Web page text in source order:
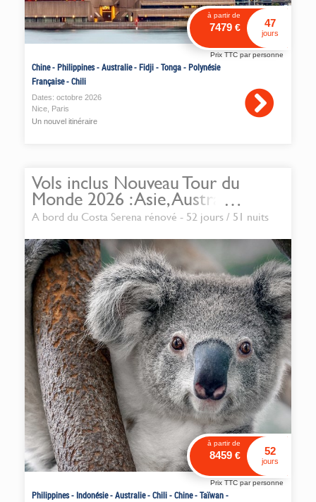
à partir de
7479€ 47
jours
Prix TTC par personne
Chine-Philippines-Australie-Fidji-Tonga-Polynésie
Française-Chili
Dates: octobre 2026
Nice Paris
Un nouvel itinéraire
Vols inclus Nouveau Tour du
Monde 2026 : Asie, Australie,
Polynésie
A bord du Costa Serena rénové - 52 jours / 51 nuits
à partir de
8459€ 52
jours
Prix TTC par personne
Philippines- Indonésie-Australie-Chili-Chine-Taïwan-